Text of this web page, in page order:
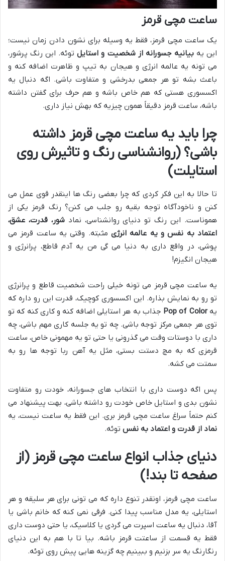
ساعت مچی قرمز
یک ساعت مچی قرمز، فقط یه وسیله برای نشون دادن زمان نیست؛
این یهبیانیه جسورانه از شخصیت و استایلتوئه. این رنگ پرشور،
می تونه یه عالمه انرژی و هیجان به تیپ و ظاهرت اضافه کنه و
باعث بشه تو هر جمعی بدرخشی و متفاوت باشی. اگه دنبال یه
اکسسوری هستی که هم خاص باشه و هم حرف برای گفتن داشته
باشه، ساعت قرمز دقیقاً همون چیزیه که بهش نیاز داری.
چرا باید یه ساعت مچی قرمز داشته
باشی؟ (روانشناسی رنگ و تاثیرش روی
استایلت)
تا حالا به این فکر کردی که چرا بعضی رنگ ها اینقدر قوی عمل می
کنن و ناخودآگاه توجه بقیه رو جلب می کنن؟ رنگ قرمز یکی از
هموناست. این رنگ تو دنیای روانشناسی، نمادشور، قدرت، عشق،
اعتماد به نفس و یه عالمه انرژی مثبته. وقتی یه ساعت قرمز می
پوشی، در واقع داری به دنیا می گی من یه آدم قاطع، پرانرژی و
هیجان انگیزم!
یه ساعت مچی قرمز می تونه خیلی راحت شخصیت قاطع و پرانرژی
تو رو به نمایش بذاره. این اکسسوری کوچیک، قدرت این رو داره که
یهPop of Color جذاب به هر استایلی اضافه کنه و کاری کنه که تو
توی هر جمعی مرکز توجه باشی. چه تو یه جلسه کاری مهم باشی، چه
داری با دوستات وقت می گذرونی یا حتی تو یه مهمونی خاص، ساعت
قرمزی که به مچ دستت بستی، مثل یه آهن ربا توجه ها رو به
سمتت می کشه.
پس اگه دوست داری با انتخاب های جسورانه، خودت رو متفاوت
نشون بدی و استایل خاص خودت رو داشته باشی، بهت پیشنهاد می
کنم حتماً سراغ ساعت مچی قرمز بری. این فقط یه ساعت نیست، یه
نماد از قدرت و اعتماد به نفس توئه.
دنیای جذاب انواع ساعت مچی قرمز (از
صفحه تا بند!)
ساعت مچی قرمز، اونقدر تنوع داره که می تونی برای هر سلیقه و هر
استایلی، یه مدل مناسب پیدا کنی. فرقی نمی کنه که خانم باشی یا
آقا، دنبال یه ساعت اسپرت می گردی یا کلاسیک، یا حتی دوست داری
فقط یه قسمت از ساعتت قرمز باشه. بیا تا با هم به این دنیای
رنگارنگ یه سر بزنیم و ببینیم چه گزینه هایی پیش روی توئه.